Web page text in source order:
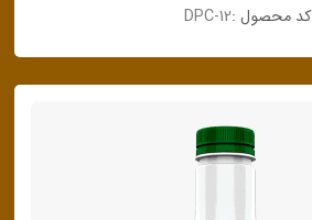
کد محصول :DPC-12